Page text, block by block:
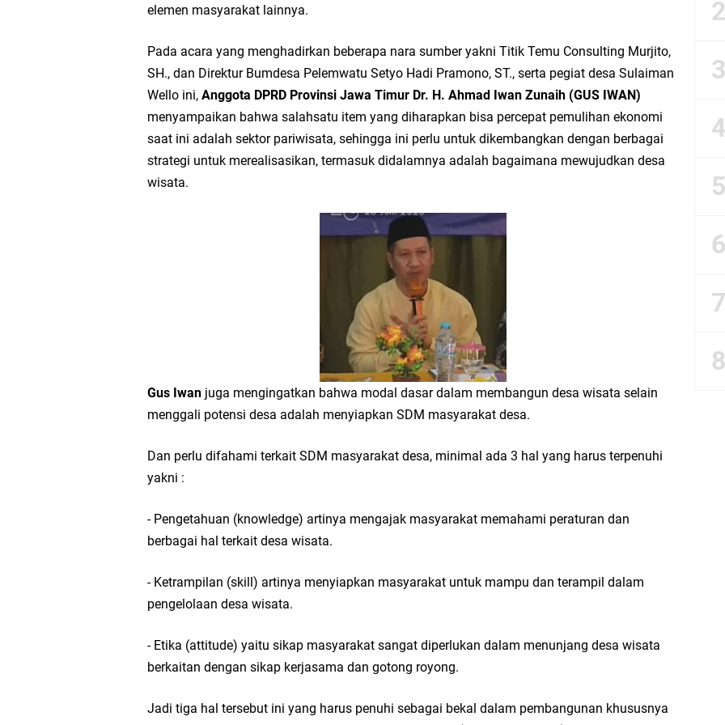
Takmir Masjid KH Robbach Ma’sum Gelar Penyembelihan Hewan Qurban dari Bupati & Kepala
Gresik
DPC PDI Perjuangan Gresik Tebar Berkah Idul Adha, Bagikan Daging Kurban untuk Ratusan Warga
Ponpes Himmatul Khoiriyah Gelar Penyembelihan Hewan Qurban dari Keluarga Besar dr. Titin Ekowati
RT 03 RW 01 Patra Raya Rosewood Cerme Gresik Berbenah dan Bersolek, Siap Meriahkan HUT Ke 81
Sinergi Pemerintah dan Warga: Komsos Kebungson Dorong Kepedulian Lingkungan dan
FOZ Jawa Timur Mantapkan Strategi Semester II 2026, Fokus pada Penguatan SDM Amil dan
BerdampakNarasi
Bupati Gresik Cup 2026 siap Digelar, Ajang Strategis Cetak Atlet Menuju Porprov Jatim 2027
Tumpeng Nasi Krawu Pecahkan Rekor MURI, KWGe Angkat Kuliner Gresik ke Panggung Dunia
elemen masyarakat lainnya.
Pada acara yang menghadirkan beberapa nara sumber yakni Titik Temu Consulting Murjito,
SH., dan Direktur Bumdesa Pelemwatu Setyo Hadi Pramono, ST., serta pegiat desa Sulaiman
Wello ini, Anggota DPRD Provinsi Jawa Timur Dr. H. Ahmad Iwan Zunaih (GUS IWAN)
menyampaikan bahwa salahsatu item yang diharapkan bisa percepat pemulihan ekonomi
saat ini adalah sektor pariwisata, sehingga ini perlu untuk dikembangkan dengan berbagai
strategi untuk merealisasikan, termasuk didalamnya adalah bagaimana mewujudkan desa
wisata.
Gus Iwan juga mengingatkan bahwa modal dasar dalam membangun desa wisata selain
menggali potensi desa adalah menyiapkan SDM masyarakat desa.
Dan perlu difahami terkait SDM masyarakat desa, minimal ada 3 hal yang harus terpenuhi
yakni :
- Pengetahuan (knowledge) artinya mengajak masyarakat memahami peraturan dan
berbagai hal terkait desa wisata.
- Ketrampilan (skill) artinya menyiapkan masyarakat untuk mampu dan terampil dalam
pengelolaan desa wisata.
- Etika (attitude) yaitu sikap masyarakat sangat diperlukan dalam menunjang desa wisata
berkaitan dengan sikap kerjasama dan gotong royong.
Jadi tiga hal tersebut ini yang harus penuhi sebagai bekal dalam pembangunan khususnya